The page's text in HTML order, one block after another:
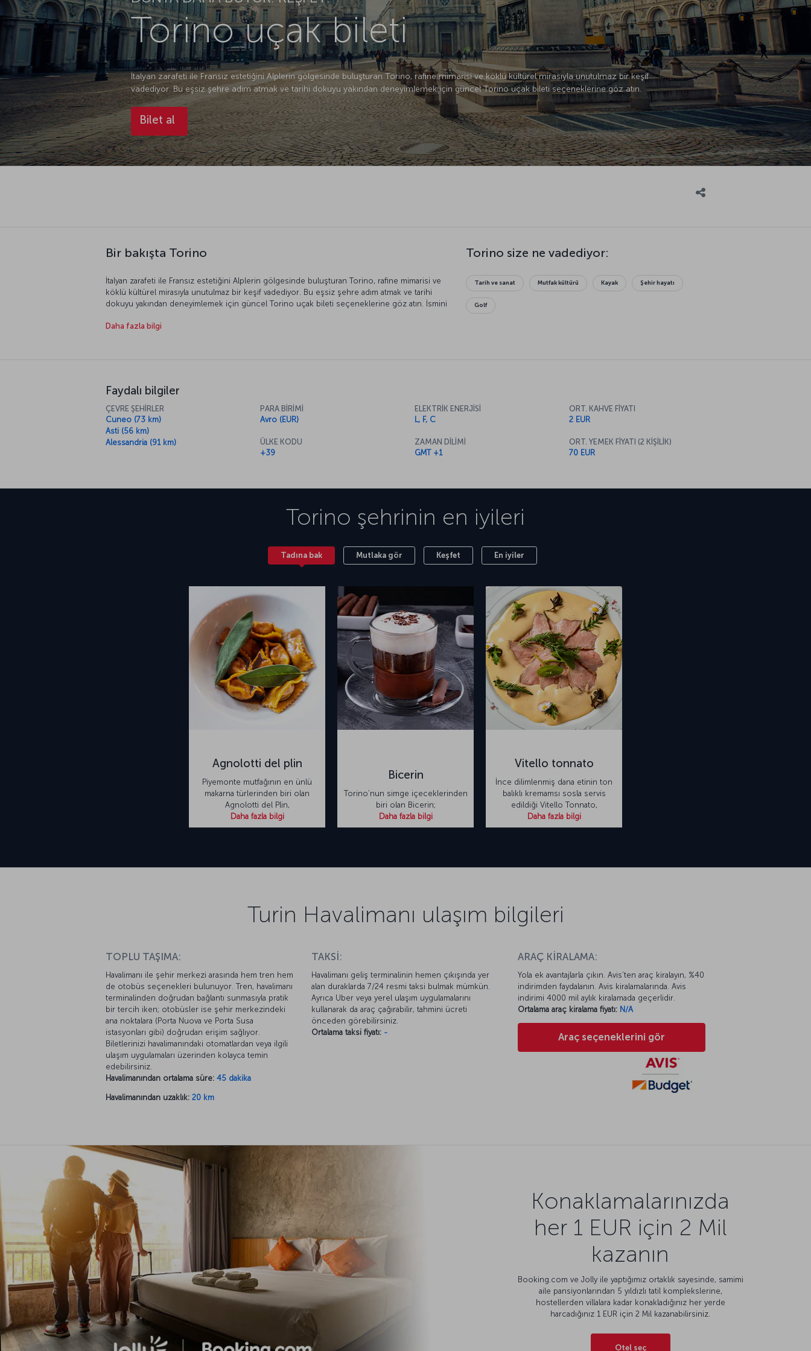
Torino uçak bileti
İtalyan zarafeti ile Fransız estetiğini Alplerin gölgesinde buluşturan Torino, rafine mimarisi ve köklü kültürel mirasıyla unutulmaz bir keşif
vadediyor. Bu eşsiz şehre adım atmak ve tarihi dokuyu yakından deneyimlemek için güncel Torino uçak bileti seçeneklerine göz atın.
Bilet al
Bir bakışta Torino
İtalyan zarafeti ile Fransız estetiğini Alplerin gölgesinde buluşturan Torino, rafine mimarisi ve
köklü kültürel mirasıyla unutulmaz bir keşif vadediyor. Bu eşsiz şehre adım atmak ve tarihi
dokuyu yakından deneyimlemek için güncel Torino uçak bileti seçeneklerine göz atın. İsmini
Irmağı kıyısında, Alplerin eteğinde bulunuyor. İtalya Birliği’nin ilk başkenti olan şehir, bugün
sükuneti burada iç içe yaşıyor. 2006 Kış Olimpiyatları’na ev sahipliği yaptıktan sonra spor
turizminde de öne çıkan şehir, Alplere ulaşmak isteyen gezginler için önemli bir durak.
Bu atmosferi keşfetmek için Torino uçak bileti seçeneklerini inceleyerek seyahatinizi
planlayabilirsiniz. Barok mimarisi ve geniş bulvarlarıyla bilinen şehir, her mevsim farklı bir
deneyim sunuyor. Uygun fırsatları değerlendirip şehri ziyaret edebilir, İtalya’nın bu dinamik
Daha fazla bilgi
Torino size ne vadediyor:
Tarih ve sanat Mutfak kültürü Kayak Şehir hayatı
Golf
Faydalı bilgiler
ÇEVRE ŞEHİRLER
Cuneo (73 km)
Asti (56 km)
Alessandria (91 km)
PARA BİRİMİ
Avro (EUR)
ÜLKE KODU
+39
ELEKTRİK ENERJİSİ
L, F, C
ZAMAN DİLİMİ
GMT +1
ORT. KAHVE FİYATI
2 EUR
ORT. YEMEK FİYATI (2 KİŞİLİK)
70 EUR
Torino şehrinin en iyileri
Tadına bak Mutlaka gör Keşfet En iyiler
Agnolotti del plin
Piyemonte mutfağının en ünlü
makarna türlerinden biri olan
Agnolotti del Plin,
Daha fazla bilgi
Bicerin
Torino’nun simge içeceklerinden
biri olan Bicerin;
Daha fazla bilgi
Vitello tonnato
İnce dilimlenmiş dana etinin ton
balıklı kremamsı sosla servis
edildiği Vitello Tonnato,
Daha fazla bilgi
Turin Havalimanı ulaşım bilgileri
TOPLU TAŞIMA:
Havalimanı ile şehir merkezi arasında hem tren hem
de otobüs seçenekleri bulunuyor. Tren, havalimanı
terminalinden doğrudan bağlantı sunmasıyla pratik
bir tercih iken; otobüsler ise şehir merkezindeki
ana noktalara (Porta Nuova ve Porta Susa
istasyonları gibi) doğrudan erişim sağlıyor.
Biletlerinizi havalimanındaki otomatlardan veya ilgili
ulaşım uygulamaları üzerinden kolayca temin
edebilirsiniz.
Havalimanından ortalama süre: 45 dakika
Havalimanından uzaklık: 20 km
TAKSİ:
Havalimanı geliş terminalinin hemen çıkışında yer
alan duraklarda 7/24 resmi taksi bulmak mümkün.
Ayrıca Uber veya yerel ulaşım uygulamalarını
kullanarak da araç çağırabilir, tahmini ücreti
önceden görebilirsiniz.
Ortalama taksi fiyatı: -
ARAÇ KİRALAMA:
Yola ek avantajlarla çıkın. Avis’ten araç kiralayın, %40
indirimden faydalanın. Avis kiralamalarında. Avis
indirimi 4000 mil aylık kiralamada geçerlidir.
Ortalama araç kiralama fiyatı: N/A
Araç seçeneklerini gör
Konaklamalarınızda
her 1 EUR için 2 Mil
kazanın
Booking.com ve Jolly ile yaptığımız ortaklık sayesinde, samimi
aile pansiyonlarından 5 yıldızlı tatil komplekslerine,
hostellerden villalara kadar konakladığınız her yerde
harcadığınız 1 EUR için 2 Mil kazanabilirsiniz.
Otel seç